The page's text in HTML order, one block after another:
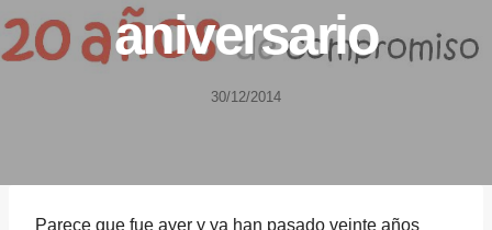
aniversario
30/12/2014
Parece que fue ayer y ya han pasado veinte años